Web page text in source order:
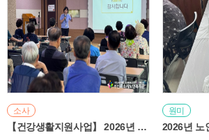
소사
【건강생활지원사업】 2026년 19차 인지톡톡교실
원미